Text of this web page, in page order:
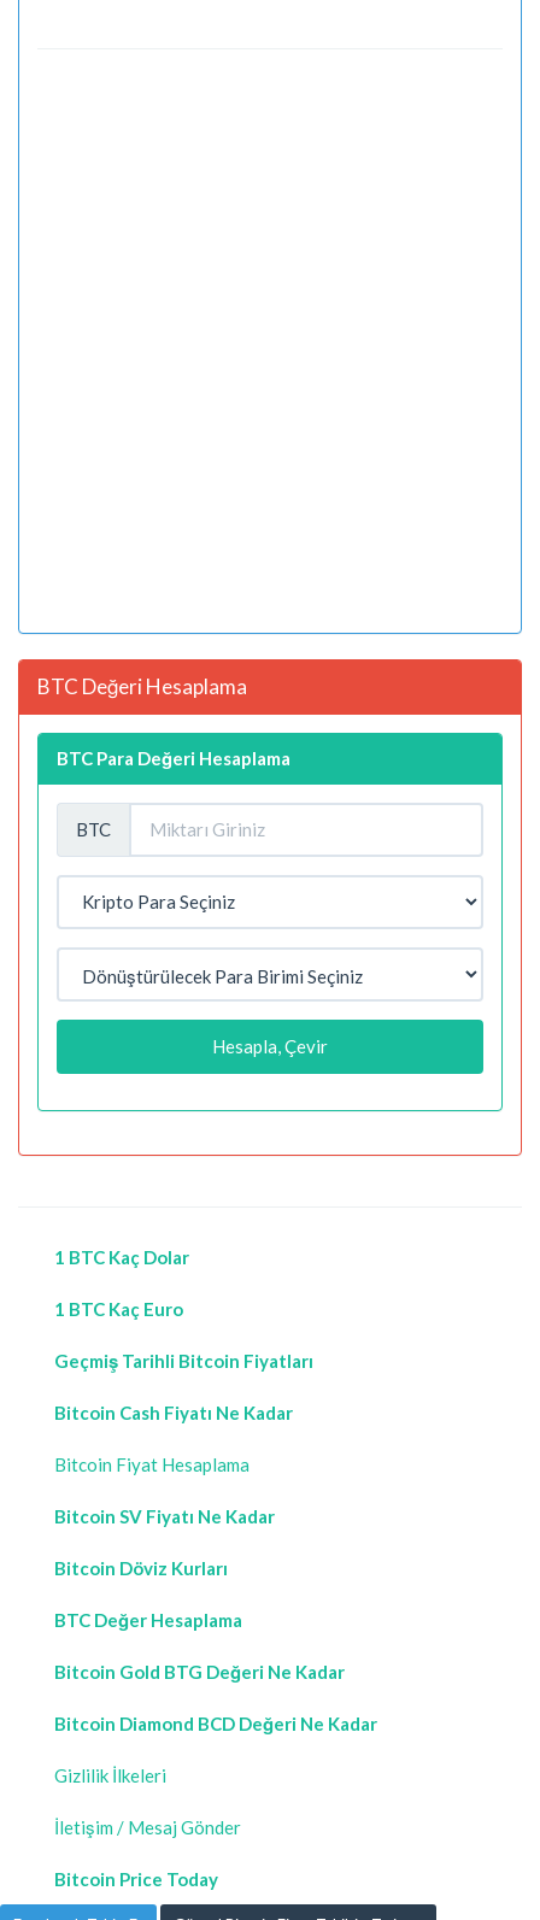
BTC Değeri Hesaplama
BTC Para Değeri Hesaplama
BTC
Hesapla, Çevir
1 BTC Kaç Dolar
1 BTC Kaç Euro
Geçmiş Tarihli Bitcoin Fiyatları
Bitcoin Cash Fiyatı Ne Kadar
Bitcoin Fiyat Hesaplama
Bitcoin SV Fiyatı Ne Kadar
Bitcoin Döviz Kurları
BTC Değer Hesaplama
Bitcoin Gold BTG Değeri Ne Kadar
Bitcoin Diamond BCD Değeri Ne Kadar
Gizlilik İlkeleri
İletişim / Mesaj Gönder
Bitcoin Price Today